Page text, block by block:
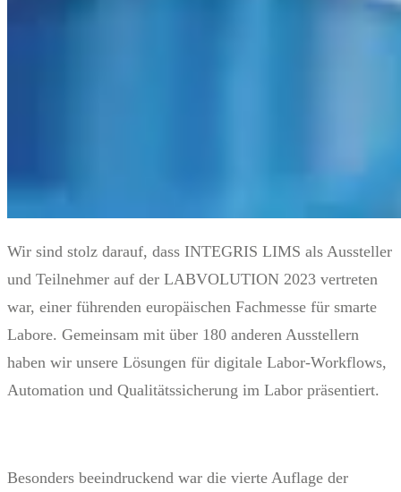
Wir sind stolz darauf, dass INTEGRIS LIMS als Aussteller
und Teilnehmer auf der LABVOLUTION 2023 vertreten
war, einer führenden europäischen Fachmesse für smarte
Labore. Gemeinsam mit über 180 anderen Ausstellern
haben wir unsere Lösungen für digitale Labor-Workflows,
Automation und Qualitätssicherung im Labor präsentiert.
Besonders beeindruckend war die vierte Auflage der